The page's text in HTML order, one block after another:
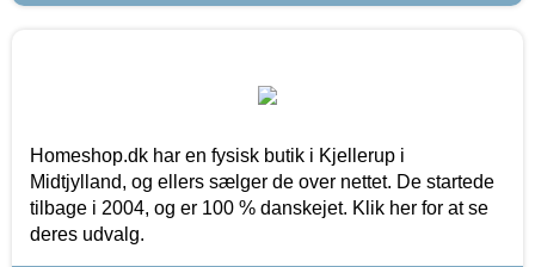
Homeshop.dk har en fysisk butik i Kjellerup i
Midtjylland, og ellers sælger de over nettet. De startede
tilbage i 2004, og er 100 % danskejet. Klik her for at se
deres udvalg.